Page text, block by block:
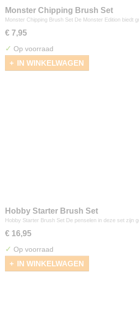
Monster Chipping Brush Set
Monster Chipping Brush Set De Monster Edition biedt
€ 7,95
✓ Op voorraad
IN WINKELWAGEN
Hobby Starter Brush Set
Hobby Starter Brush Set De penselen in deze set zijn
€ 16,95
✓ Op voorraad
IN WINKELWAGEN